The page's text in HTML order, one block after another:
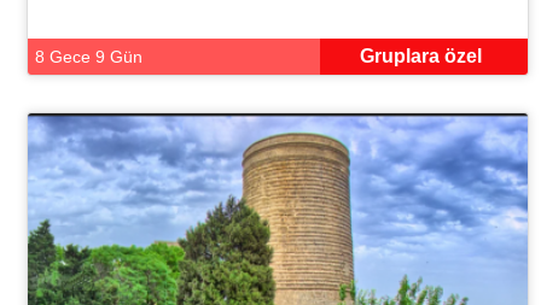
8 Gece 9 Gün Gruplara özel